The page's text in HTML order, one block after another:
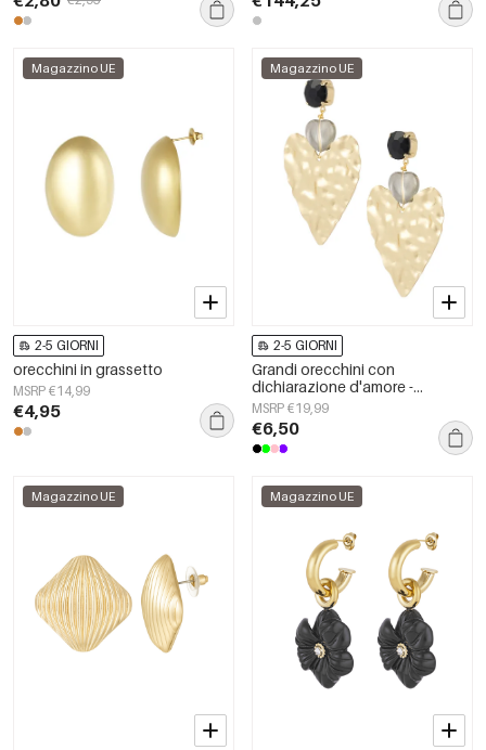
Magazzino UE
2-5 GIORNI
orecchini in grassetto
MSRP €14,99
€4,95
Magazzino UE
2-5 GIORNI
Grandi orecchini con
dichiarazione d'amore -
neri/Colore oro
MSRP €19,99
€6,50
Magazzino UE Magazzino UE